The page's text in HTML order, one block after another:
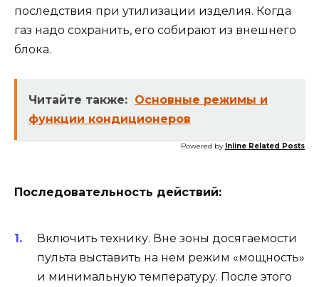
последствия при утилизации изделия. Когда
газ надо сохранить, его собирают из внешнего
блока.
Читайте также: Основные режимы и
функции кондиционеров
Powered by Inline Related Posts
Последовательность действий:
Включить технику. Вне зоны досягаемости
пульта выставить на нем режим «мощность»
и минимальную температуру. После этого